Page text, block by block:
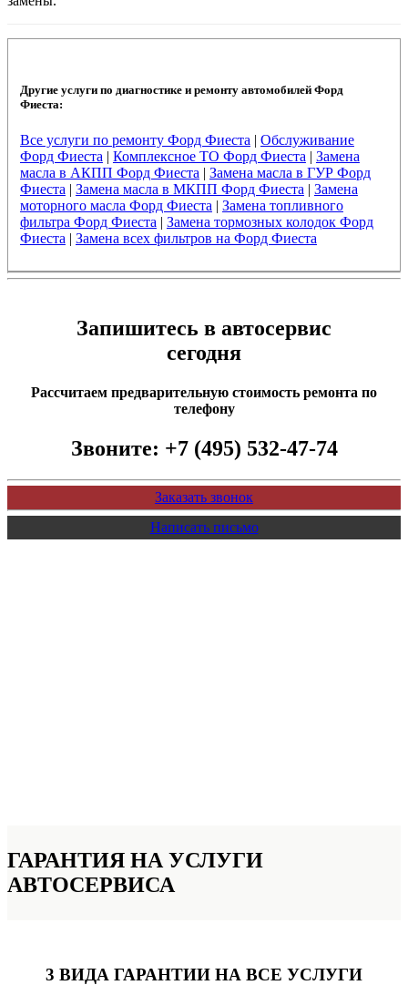
Другие услуги по диагностике и ремонту автомобилей Форд
Фиеста:
Все услуги по ремонту Форд Фиеста | Обслуживание
Форд Фиеста | Комплексное ТО Форд Фиеста | Замена
масла в АКПП Форд Фиеста | Замена масла в ГУР Форд
Фиеста | Замена масла в МКПП Форд Фиеста | Замена
моторного масла Форд Фиеста | Замена топливного
фильтра Форд Фиеста | Замена тормозных колодок Форд
Фиеста | Замена всех фильтров на Форд Фиеста
Запишитесь в автосервис
сегодня
Рассчитаем предварительную стоимость ремонта по
телефону
Звоните: +7 (495) 532-47-74
Заказать звонок
Написать письмо
ГАРАНТИЯ НА УСЛУГИ
АВТОСЕРВИСА
3 ВИДА ГАРАНТИИ НА ВСЕ УСЛУГИ